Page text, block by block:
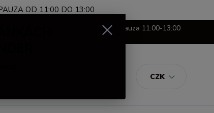
OD 11:00 DO 13:00
CZK
Po-Pá, 8:00-16:00 pauza 11:00-13:00